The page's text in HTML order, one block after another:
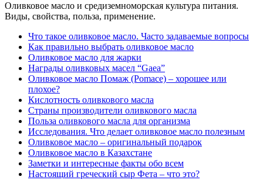
Оливковое масло и средиземноморская культура питания.
Виды, свойства, польза, применение.
Что такое оливковое масло. Часто задаваемые вопросы
Как правильно выбрать оливковое масло
Оливковое масло для жарки
Награды оливковых масел “Gaea”
Оливковое масло Помаж (Pomace) – хорошее или
плохое?
Кислотность оливкового масла
Страны производители оливкового масла
Польза оливкового масла для организма
Исследования. Что делает оливковое масло полезным
Оливковое масло – оригинальный подарок
Оливковое масло в Казахстане
Заметки и интересные факты обо всем
Настоящий греческий сыр Фета – что это?